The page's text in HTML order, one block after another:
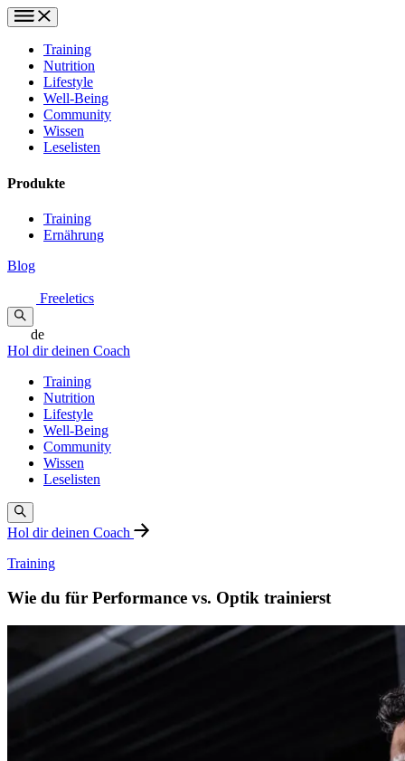
Training
Nutrition
Lifestyle
Well-Being
Community
Wissen
Leselisten
Produkte
Training
Ernährung
Blog
Freeletics
de
Hol dir deinen Coach
Training
Nutrition
Lifestyle
Well-Being
Community
Wissen
Leselisten
Hol dir deinen Coach
Training
Wie du für Performance vs. Optik trainierst